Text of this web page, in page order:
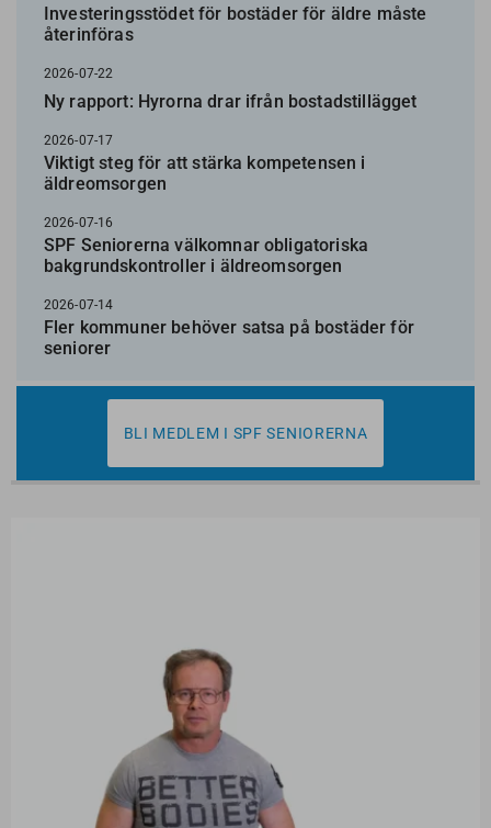
Investeringsstödet för bostäder för äldre måste
återinföras
2026-07-22
Ny rapport: Hyrorna drar ifrån bostadstillägget
2026-07-17
Viktigt steg för att stärka kompetensen i
äldreomsorgen
2026-07-16
SPF Seniorerna välkomnar obligatoriska
bakgrundskontroller i äldreomsorgen
2026-07-14
Fler kommuner behöver satsa på bostäder för
seniorer
BLI MEDLEM I SPF SENIORERNA